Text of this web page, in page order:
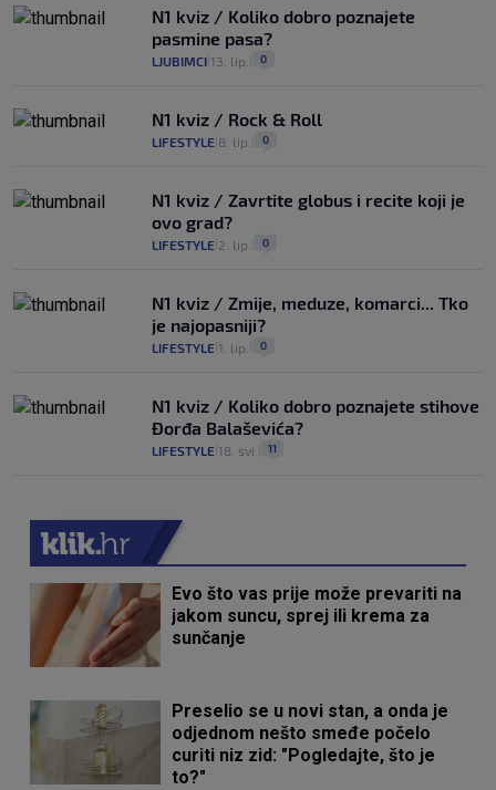
N1 kviz / Koliko dobro poznajete
pasmine pasa?
LJUBIMCI 13. lip. 0
N1 kviz / Rock & Roll
LIFESTYLE 8. lip. 0
N1 kviz / Zavrtite globus i recite koji je
ovo grad?
LIFESTYLE 2. lip. 0
N1 kviz / Zmije, meduze, komarci... Tko
je najopasniji?
LIFESTYLE 1. lip. 0
N1 kviz / Koliko dobro poznajete stihove
Đorđa Balaševića?
LIFESTYLE 18. svi. 11
Evo što vas prije može prevariti na
jakom suncu, sprej ili krema za
sunčanje
Preselio se u novi stan, a onda je
odjednom nešto smeđe počelo
curiti niz zid: "Pogledajte, što je
to?"